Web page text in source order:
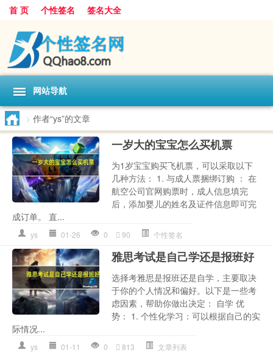
首 页 个性签名 签名大全
网站导航
> 作者“ys”的文章
一岁大的宝宝怎么买机票
为1岁宝宝购买飞机票，可以采取以下
几种方法： 1. 与成人票捆绑订购 ： 在
航空公司官网购票时，成人信息填完
后，添加婴儿的姓名及证件信息即可完
成订单。 直...
ys 01-26 0 90 个性签名
雅思考试是自己学还是报班好
选择考雅思是报班还是自学，主要取决
于你的个人情况和偏好。以下是一些考
虑因素，帮助你做出决定： 自学 优
势： 1. 个性化学习：可以根据自己的实
际情况...
ys 01-11 0 813 文章列表